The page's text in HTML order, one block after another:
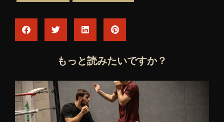
もっと読みたいですか？